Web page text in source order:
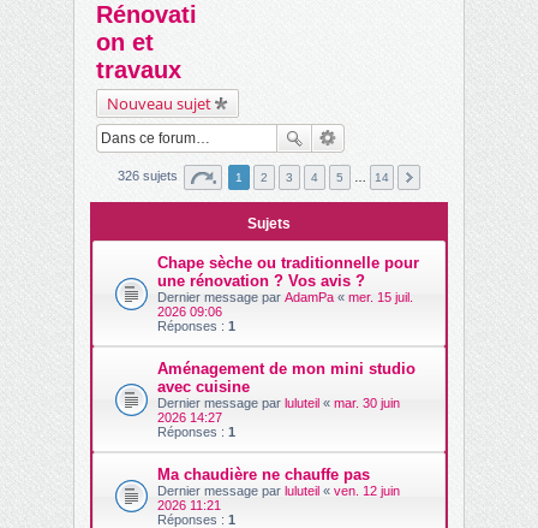
Rénovati
on et
travaux
Nouveau sujet
326 sujets 1 2 3 4 5 14
Sujets
Chape sèche ou traditionnelle pour
une rénovation ? Vos avis ?
Dernier message par AdamPa « mer. 15 juil.
2026 09:06
Réponses : 1
Aménagement de mon mini studio
avec cuisine
Dernier message par luluteil « mar. 30 juin
2026 14:27
Réponses : 1
Ma chaudière ne chauffe pas
Dernier message par luluteil « ven. 12 juin
2026 11:21
Réponses : 1